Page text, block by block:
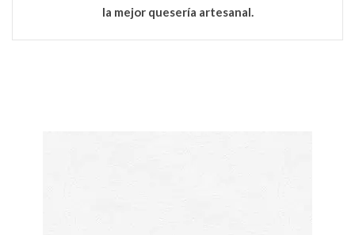
la mejor quesería artesanal.